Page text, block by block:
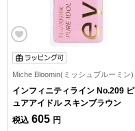
Miche Bloomin(ミッシュブルーミン)
インフィニティライン No.209 ピ
ュアアイドル スキンブラウン
税込 605 円